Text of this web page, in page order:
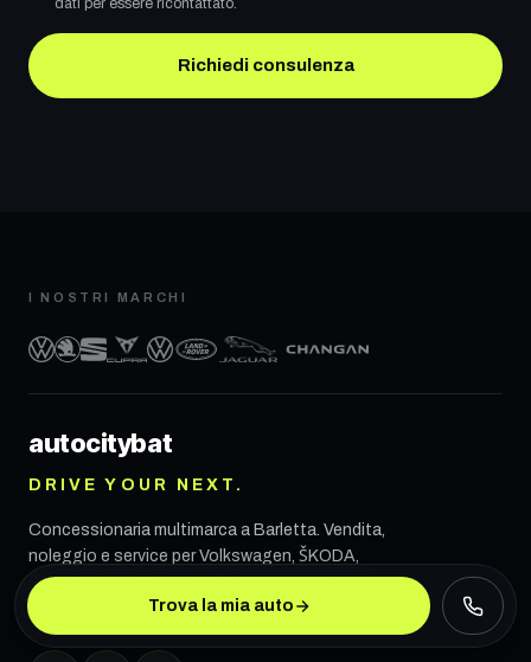
Richiedi consulenza
Trova la mia auto
I NOSTRI MARCHI
autocitybat
DRIVE YOUR NEXT.
Concessionaria multimarca a Barletta . Vendita,
noleggio e service per Volkswagen, ŠKODA,
SEAT, CUPRA, VW Veicoli Commerciali, Land
Rover, Jaguar e CHANGAN.